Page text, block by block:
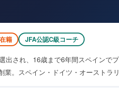
籍 JFA公認C級コーチ
出され、16歳まで6年間スペインで
。スペイン・ドイツ・オーストラ